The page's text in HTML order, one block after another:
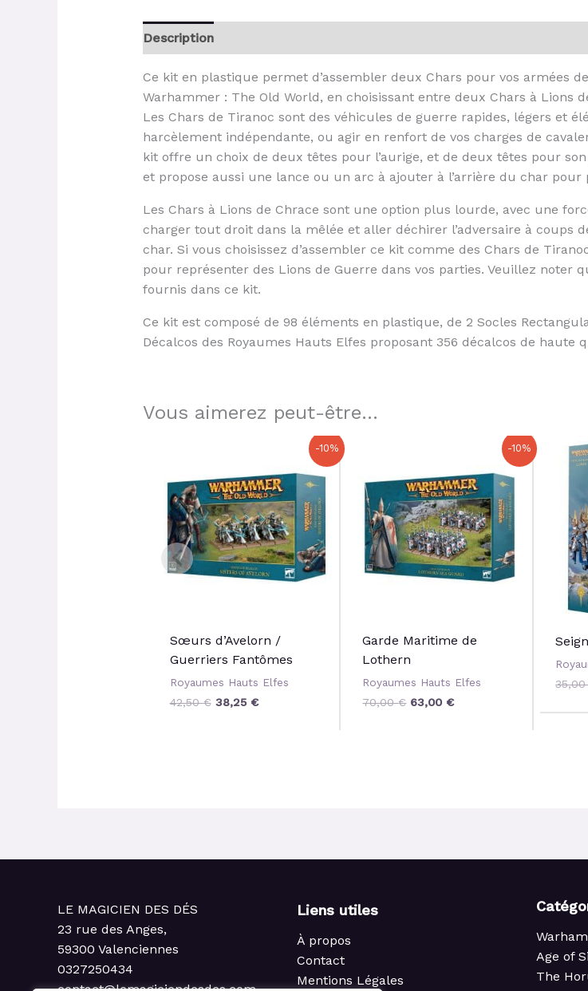
Description
Ce kit en plastique permet d’assembler deux Chars pour vos armées
Warhammer : The Old World, en choisissant entre deux Chars à Lions
Les Chars de Tiranoc sont des véhicules de guerre rapides, légers et
harcèlement indépendante, ou agir en renfort de vos charges de
kit offre un choix de deux têtes pour l’aurige, et de deux têtes pour
et propose aussi une lance ou un arc à ajouter à l’arrière du char
Les Chars à Lions de Chrace sont une option plus lourde, avec une
charger tout droit dans la mêlée et aller déchirer l’adversaire à coups
char. Si vous choisissez d’assembler ce kit comme des Chars de
pour représenter des Lions de Guerre dans vos parties. Veuillez noter
fournis dans ce kit.
Ce kit est composé de 98 éléments en plastique, de 2 Socles
Décalcos des Royaumes Hauts Elfes proposant 356 décalcos de haute
Vous aimerez peut-être...
-10%
Sœurs d’Avelorn /
Guerriers Fantômes
Royaumes Hauts Elfes
42,50€
était :
42,50 €.
38,25 €
actuel
est :
38,25 €.
-10%
Garde Maritime de
Lothern
Royaumes Hauts Elfes
70,00€
était :
70,00 €.
63,00 €
actuel
est :
63,00 €.
LE MAGICIEN DES DÉS
23 rue des Anges,
59300 Valenciennes
0327250434
Liens utiles
À propos
Contact
Mentions Légales
Age of
The